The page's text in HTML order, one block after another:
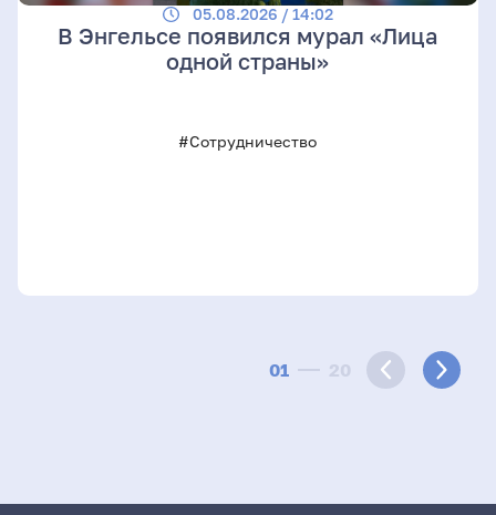
01 20
05.08.2026 / 14:02
В Энгельсе появился мурал «Лица
одной страны»
#Сотрудничество